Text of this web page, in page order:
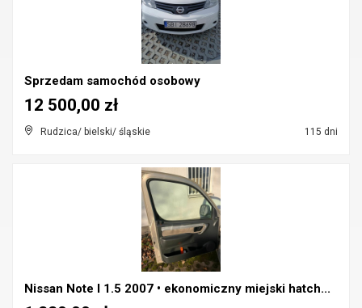
Sprzedam samochód osobowy
Rudzica/ bielski/ śląskie 115 dni
12 500,00 zł
Nissan Note I 1.5 2007 • ekonomiczny miejski hatch...